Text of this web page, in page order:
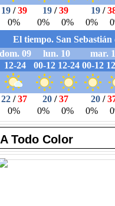
A Todo Color